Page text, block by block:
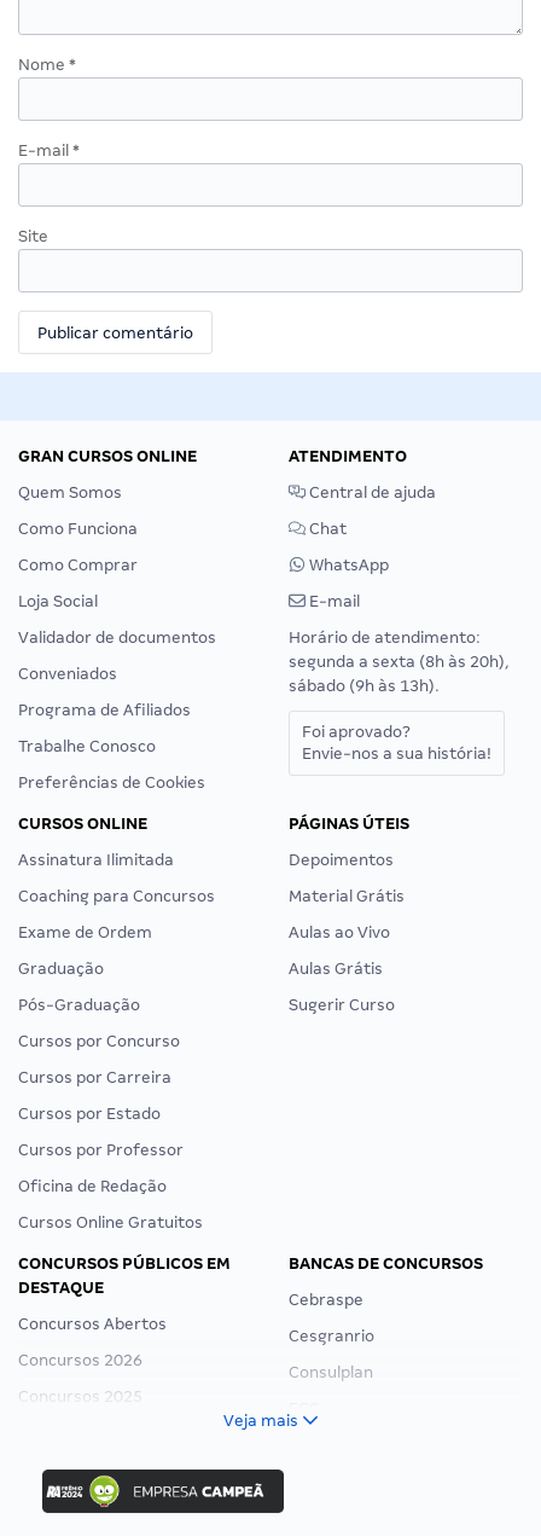
Nome *
E-mail *
Site
GRAN CURSOS ONLINE
Quem Somos
Como Funciona
Como Comprar
Loja Social
Validador de documentos
Conveniados
Programa de Afiliados
Trabalhe Conosco
Preferências de Cookies
ATENDIMENTO
Central de ajuda
Chat
WhatsApp
E-mail
Horário de atendimento:
segunda a sexta (8h às 20h),
sábado (9h às 13h).
Foi aprovado?
Envie-nos a sua história!
CURSOS ONLINE
Assinatura Ilimitada
Coaching para Concursos
Exame de Ordem
Graduação
Pós-Graduação
Cursos por Concurso
Cursos por Carreira
Cursos por Estado
Cursos por Professor
Oficina de Redação
Cursos Online Gratuitos
PÁGINAS ÚTEIS
Depoimentos
Material Grátis
Aulas ao Vivo
Aulas Grátis
Sugerir Curso
CONCURSOS PÚBLICOS EM
DESTAQUE
Concursos Abertos
Concursos 2026
Concursos 2025
Concurso Ibama
Concurso MPU
BANCAS DE CONCURSOS
Cebraspe
Cesgranrio
Consulplan
Veja mais